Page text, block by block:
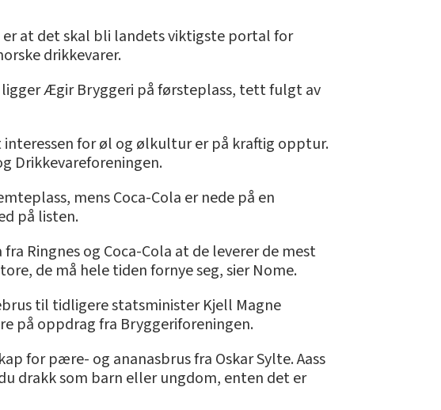
at det skal bli landets viktigste portal for
drikkevarer.
Ægir Bryggeri på førsteplass, tett fulgt av
for øl og ølkultur er på kraftig opptur.
Drikkevareforeningen.
mens Coca-Cola er nede på en
på listen.
Ringnes og Coca-Cola at de leverer de mest
de må hele tiden fornye seg, sier Nome.
til tidligere statsminister Kjell Magne
på oppdrag fra Bryggeriforeningen.
for pære- og ananasbrus fra Oskar Sylte. Aass
drakk som barn eller ungdom, enten det er